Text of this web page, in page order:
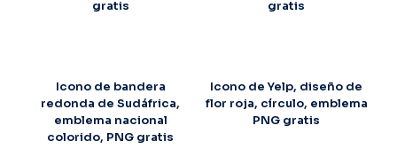
gratis
gratis
Icono de bandera
redonda de Sudáfrica,
emblema nacional
colorido, PNG gratis
Icono de Yelp, diseño de
flor roja, círculo, emblema
PNG gratis